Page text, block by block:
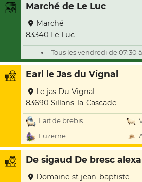
Marché de Le Luc
Marché
83340 Le Luc
Tous les vendredi de 07:30
Earl le Jas du Vignal
Le jas Du Vignal
83690 Sillans-la-Cascade
Lait de brebis
Luzerne
De sigaud De bresc
Domaine st jean-baptiste